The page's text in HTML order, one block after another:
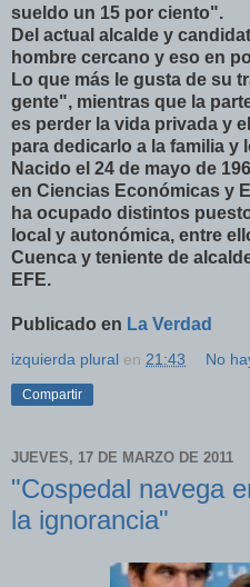
sueldo un 15 por ciento".
Del actual alcalde y
hombre cercano y eso en
Lo que más le gusta de su
gente", mientras que la
es perder la vida privada y
para dedicarlo a la familia y
Nacido el 24 de mayo de
en Ciencias Económicas y
ha ocupado distintos
local y autonómica, entre
Cuenca y teniente de
EFE.
Publicado en La Verdad
izquierda plural en 21:43 No
Compartir
JUEVES, 17 DE MARZO DE 2011
"Cospedal navega
la ignorancia"